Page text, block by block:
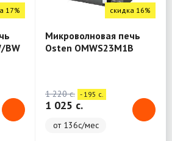
17%
BW
скидка 16%
Микроволновая печь
Osten OMWS23M1B
1 220 c. - 195 c.
1 025 c.
от 136с/мес